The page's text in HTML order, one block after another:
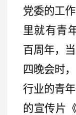
党委的工
里就有青
百周年，
四晚会时
行业的青
的宣传片